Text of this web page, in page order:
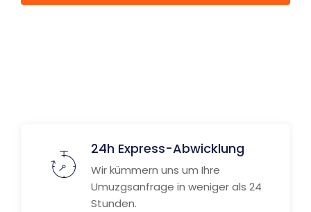
24h Express-Abwicklung
Wir kümmern uns um Ihre
Umuzgsanfrage in weniger als 24
Stunden.